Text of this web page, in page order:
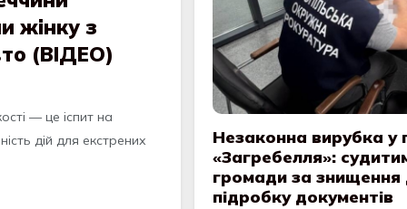
жінку з
(ВІДЕО)
— це іспит на
дій для екстрених
Незаконна вирубка у
«Загребелля»:
громади за знищення
підробку документів